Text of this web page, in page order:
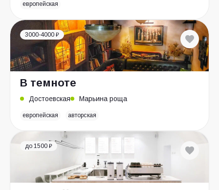
европейская
3000-4000 ₽
В темноте
Достоевская Марьина роща
европейская авторская
до 1500 ₽